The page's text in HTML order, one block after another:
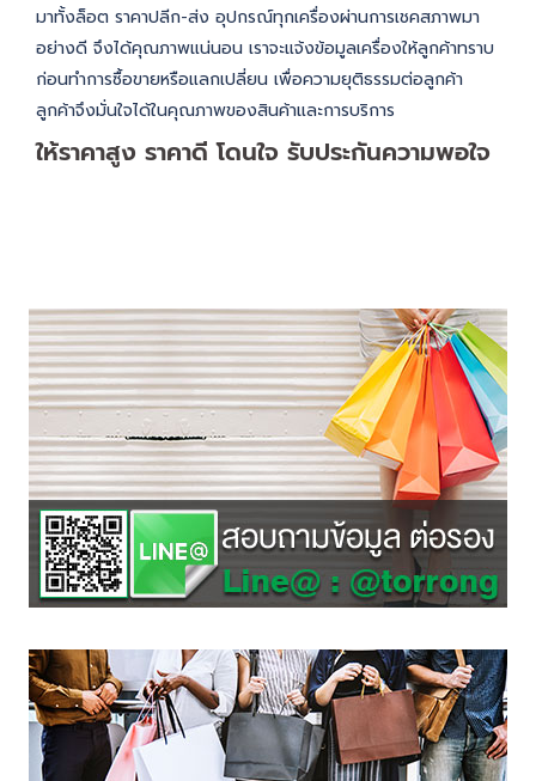
มาทั้งล็อต ราคาปลีก-ส่ง อุปกรณ์ทุกเครื่องผ่านการเชคสภาพมา
อย่างดี จึงได้คุณภาพแน่นอน เราจะแจ้งข้อมูลเครื่องให้ลูกค้าทราบ
ก่อนทำการซื้อขายหรือแลกเปลี่ยน เพื่อความยุติธรรมต่อลูกค้า
ลูกค้าจึงมั่นใจได้ในคุณภาพของสินค้าและการบริการ
ให้ราคาสูง ราคาดี โดนใจ รับประกันความพอใจ